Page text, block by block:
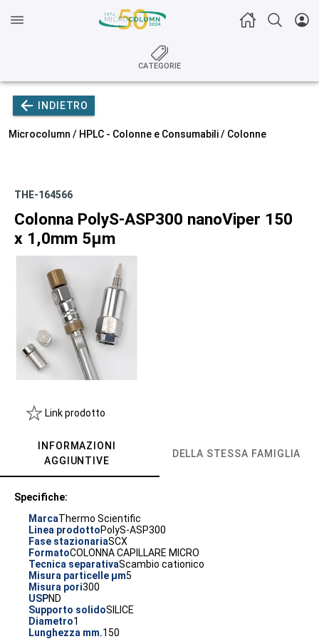
CATEGORIE
INDIETRO
Microcolumn / HPLC - Colonne e Consumabili/ Colonne
THE-164566
Colonna PolyS-ASP300 nanoViper 150
x 1,0mm 5µm
Link prodotto
INFORMAZIONI
AGGIUNTIVE
DELLA STESSA FAMIGLIA
Specifiche:
MarcaThermo Scientific
Linea prodottoPolyS-ASP300
Fase stazionariaSCX
FormatoCOLONNA CAPILLARE MICRO
Tecnica separativaScambio cationico
Misura particelle µm5
Misura pori300
USPND
Supporto solidoSILICE
Diametro1
Lunghezza mm.150